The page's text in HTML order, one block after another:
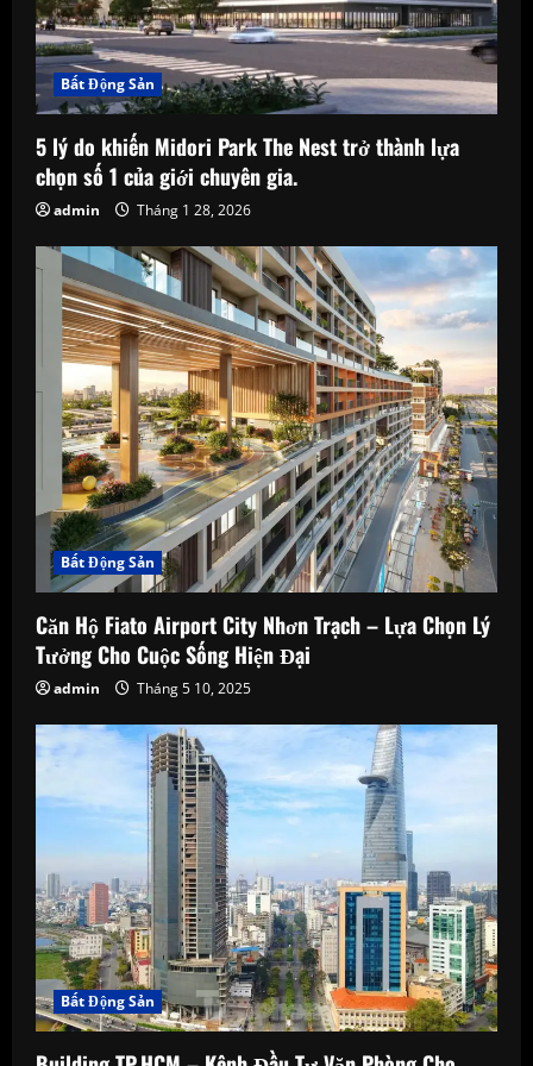
Bất Động Sản
5 lý do khiến Midori Park The Nest trở thành lựa
chọn số 1 của giới chuyên gia.
admin Tháng 1 28, 2026
Bất Động Sản
Căn Hộ Fiato Airport City Nhơn Trạch – Lựa Chọn Lý
Tưởng Cho Cuộc Sống Hiện Đại
admin Tháng 5 10, 2025
Bất Động Sản